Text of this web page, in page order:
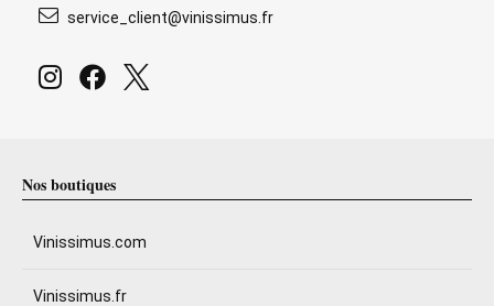
service_client@vinissimus.fr
Nos boutiques
Vinissimus.com
Vinissimus.fr